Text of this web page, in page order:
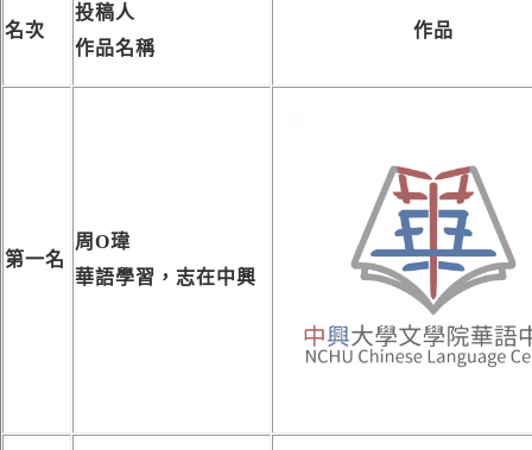
名次
投稿人
作品名稱
作品
第一名
周O瑋
華語學習，志在中興